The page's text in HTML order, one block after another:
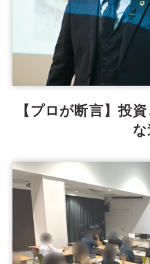
【プロが断言】投